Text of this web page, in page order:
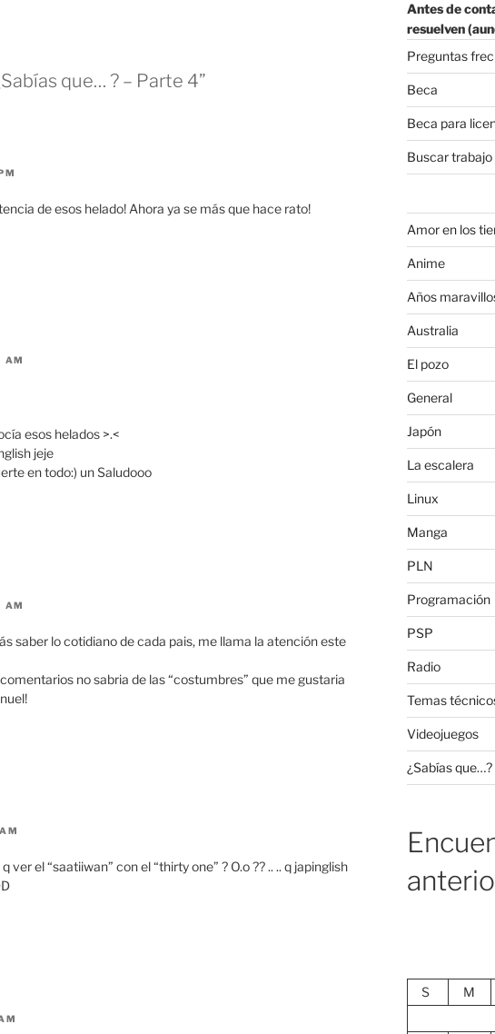
que… ? – Parte 4”
de esos helado! Ahora ya se más que hace rato!
AM
esos helados >.<
jeje
en todo:) un Saludooo
AM
saber lo cotidiano de cada pais, me llama la atención este
no sabria de las “costumbres” que me gustaria
ver el “saatiiwan” con el “thirty one” ? O.o ?? .. .. q japinglish
Antes de
resuelven
Preguntas
Beca
Beca para
Buscar
Amor en los
Anime
Años
Australia
El pozo
General
Japón
La escalera
Linux
Manga
PLN
Programación
PSP
Radio
Temas
Videojuegos
¿Sabías que…?
S M